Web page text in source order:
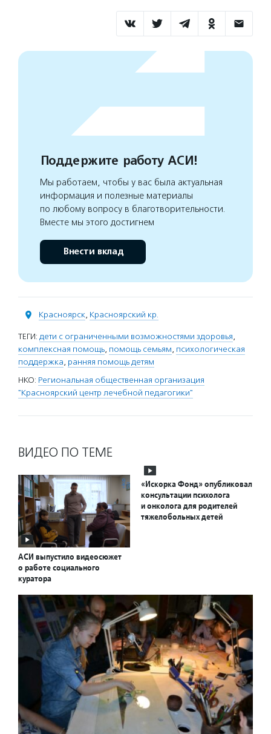
Поддержите работу АСИ!
Мы работаем, чтобы у вас была актуальная
информация и полезные материалы
по любому вопросу в благотворительности.
Вместе мы этого достигнем
Внести вклад
Красноярск, Красноярский кр.
ТЕГИ: дети с ограниченными возможностями здоровья,
комплексная помощь, помощь семьям, психологическая
поддержка, ранняя помощь детям
НКО: Региональная общественная организация
"Красноярский центр лечебной педагогики"
ВИДЕО ПО ТЕМЕ
АСИ выпустило видеосюжет
о работе социального
куратора
«Искорка Фонд» опубликовал
консультации психолога
и онколога для родителей
тяжелобольных детей